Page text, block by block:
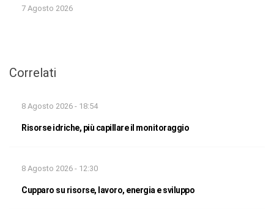
7 Agosto 2026
Correlati
8 Agosto 2026 - 18:54
Risorse idriche, più capillare il monitoraggio
8 Agosto 2026 - 12:30
Cupparo su risorse, lavoro, energia e sviluppo